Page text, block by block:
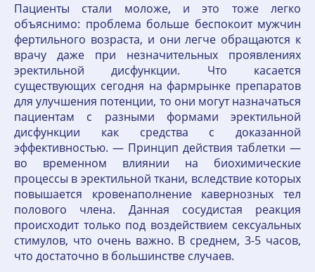
Пациенты стали моложе, и это тоже легко
объяснимо: проблема больше беспокоит мужчин
фертильного возраста, и они легче обращаются к
врачу даже при незначительных проявлениях
эректильной дисфункции. Что касается
существующих сегодня на фармрынке препаратов
для улучшения потенции, то они могут назначаться
пациентам с разными формами эректильной
дисфункции как средства с доказанной
эффективностью. — Принцип действия таблетки —
во временном влиянии на биохимические
процессы в эректильной ткани, вследствие которых
повышается кровенаполнение кавернозных тел
полового члена. Данная сосудистая реакция
происходит только под воздействием сексуальных
стимулов, что очень важно. В среднем, 3-5 часов,
что достаточно в большинстве случаев.